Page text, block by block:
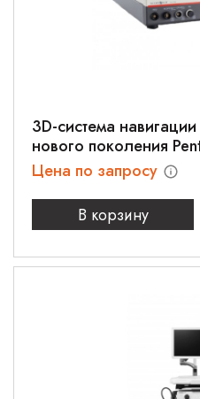
3D-система
нового поколения
Цена по запросу
В корзину